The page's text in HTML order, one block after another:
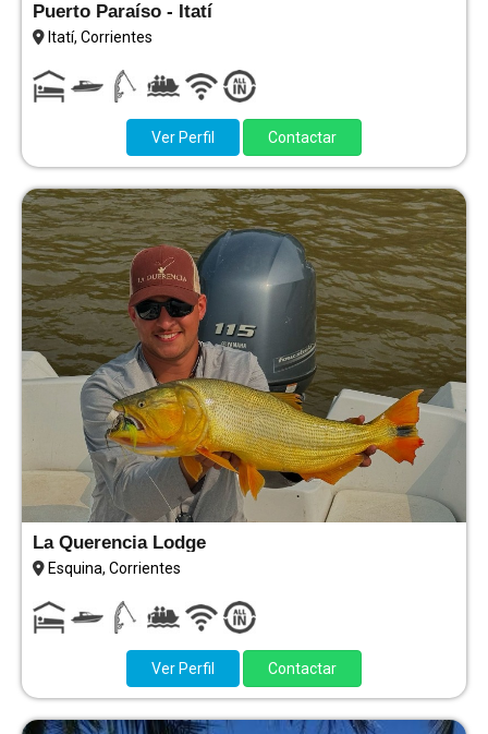
Puerto Paraíso - Itatí
Itatí, Corrientes
Ver Perfil Contactar
La Querencia Lodge
Esquina, Corrientes
Ver Perfil Contactar